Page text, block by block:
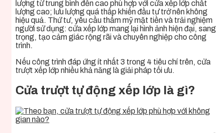
lượng từ trung bình đến cao phù hợp với cửa xếp lớp chất
lượng cao; lưu lượng quá thấp khiến đầu tư trở nên không
hiệu quả. Thứ tư, yêu cầu thẩm mỹ mặt tiền và trải nghiệm
người sử dụng: cửa xếp lớp mang lại hình ảnh hiện đại, sang
trọng, tạo cảm giác rộng rãi và chuyên nghiệp cho công
trình.
Nếu công trình đáp ứng ít nhất 3 trong 4 tiêu chí trên, cửa
trượt xếp lớp nhiều khả năng là giải pháp tối ưu.
Cửa trượt tự động xếp lớp là gì?